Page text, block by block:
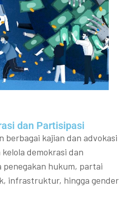
dan Partisipasi​
berbagai kajian dan advokasi
demokrasi dan
hukum, partai
infrastruktur, hingga gender